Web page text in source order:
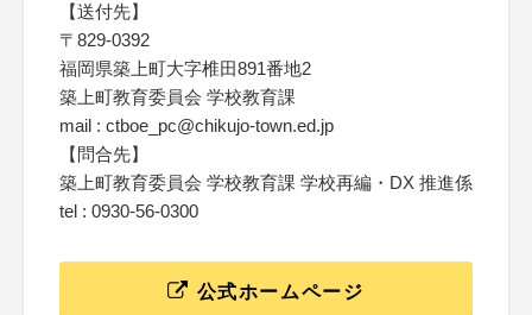
【送付先】
〒829-0392
福岡県築上町大字椎田891番地2
築上町教育委員会 学校教育課
mail : ctboe_pc@chikujo-town.ed.jp
【問合先】
築上町教育委員会 学校教育課 学校再編・DX 推進係
tel : 0930-56-0300
公式ホームページ